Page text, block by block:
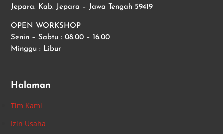
Jepara. Kab. Jepara – Jawa Tengah 59419
OPEN WORKSHOP
Senin – Sabtu : 08.00 – 16.00
Minggu : Libur
Halaman
Tim Kami
Izin Usaha